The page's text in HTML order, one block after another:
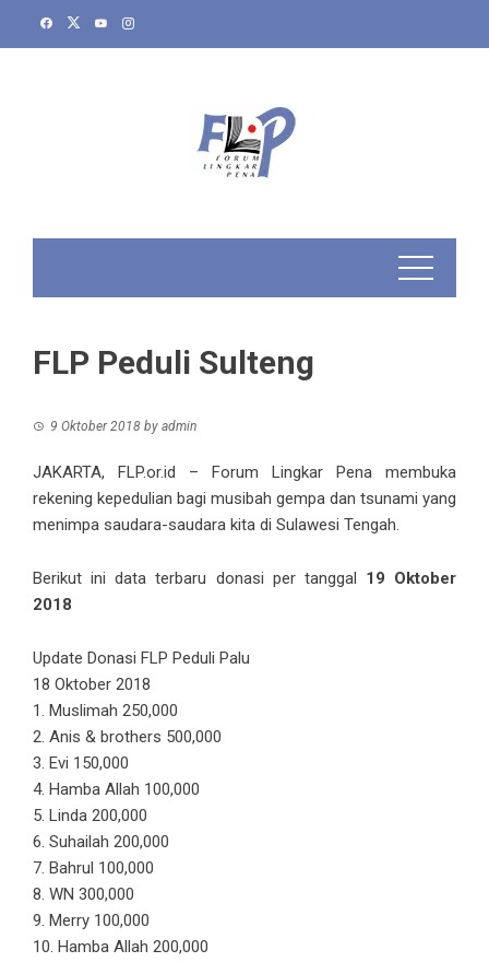
FLP Peduli Sulteng
9 Oktober 2018 by admin
JAKARTA, FLP.or.id – Forum Lingkar Pena membuka
rekening kepedulian bagi musibah gempa dan tsunami yang
menimpa saudara-saudara kita di Sulawesi Tengah.
Berikut ini data terbaru donasi per tanggal 19 Oktober
2018
Update Donasi FLP Peduli Palu
18 Oktober 2018
1. Muslimah 250,000
2. Anis & brothers 500,000
3. Evi 150,000
4. Hamba Allah 100,000
5. Linda 200,000
6. Suhailah 200,000
7. Bahrul 100,000
8. WN 300,000
9. Merry 100,000
10. Hamba Allah 200,000